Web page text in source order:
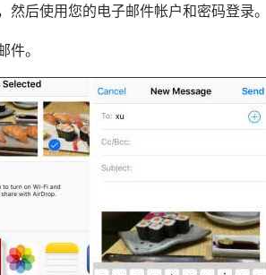
然后使用您的电子邮件帐户和密码登录。
。